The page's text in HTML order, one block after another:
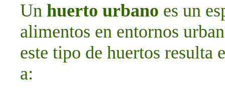
Un huerto urbano es un
alimentos en entornos
este tipo de huertos resulta
a: